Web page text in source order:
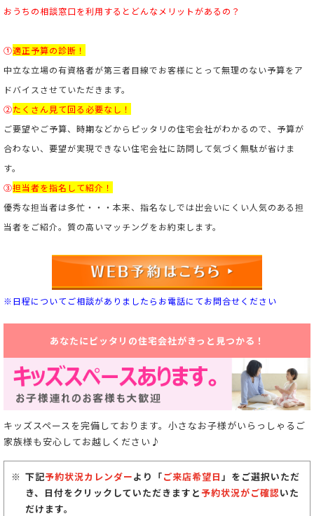
おうちの相談窓口を利用すると どんなメリットがあるの？
①適正予算の診断！
中立な立場の有資格者が第三者目線でお客様にとって無理のない予算をア
ドバイスさせていただきます。
②たくさん見て回る必要なし！
ご要望やご予算、時期などからピッタリの住宅会社がわかるので、予算が
合わない、要望が実現できない住宅会社に訪問して気づく無駄が省けま
す。
③担当者を指名して紹介！
優秀な担当者は多忙・・・本来、指名なしでは出会いにくい人気のある担
当者をご紹介。 質の高いマッチングをお約束します。
※日程についてご相談がありましたらお電話にてお問合せください
あなたにピッタリの住宅会社がきっと見つかる！
キッズスペースを完備しております。小さなお子様がいらっしゃるご
家族様も安心してお越しください♪
下記予約状況カレンダーより「ご来店希望日 」をご選択いただ
き、日付をクリックしていただきますと予約状況がご確認いた
だけます。